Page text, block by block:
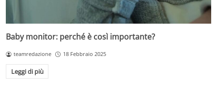
Baby monitor: perché è così importante?
teamredazione 18 Febbraio 2025
Leggi di più